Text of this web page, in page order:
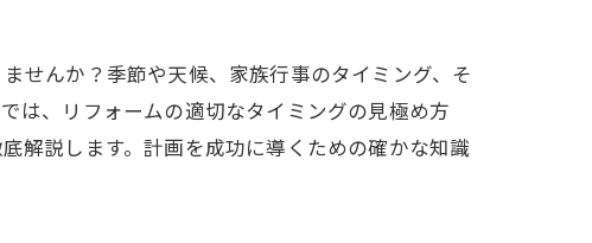
せんか？季節や天候、家族行事のタイミング、そ
は、リフォームの適切なタイミングの見極め方
解説します。計画を成功に導くための確かな知識